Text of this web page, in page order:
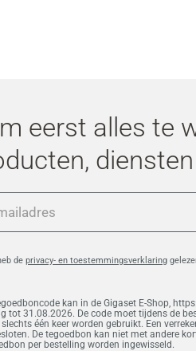
eerst alles te
de privacy- en toestemmingsverklaring
kan in de Gigaset E-Shop,
tot 31.08.2026. De code moet tijdens de
één keer worden gebruikt. Een
De tegoedbon kan niet met andere
per bestelling worden ingewisseld.